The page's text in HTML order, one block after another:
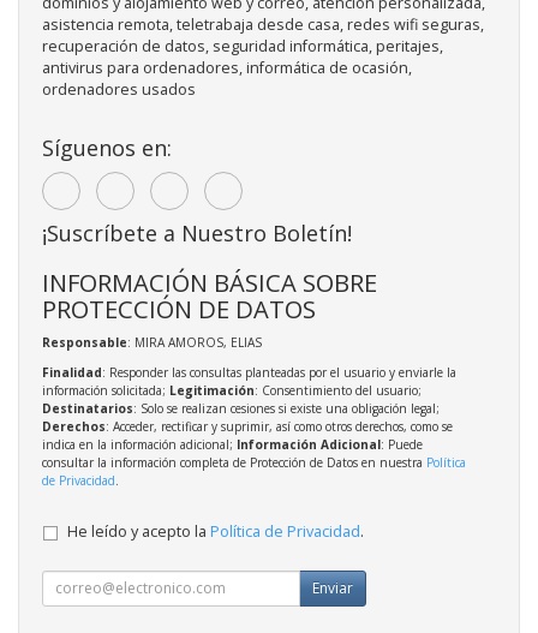
asistencia remota, teletrabaja desde casa, redes wifi seguras,
recuperación de datos, seguridad informática, peritajes,
antivirus para ordenadores, informática de ocasión,
ordenadores usados
Síguenos en:
¡Suscríbete a Nuestro Boletín!
INFORMACIÓN BÁSICA SOBRE
PROTECCIÓN DE DATOS
Responsable: MIRA AMOROS, ELIAS
Finalidad: Responder las consultas planteadas por el usuario y enviarle la
información solicitada; Legitimación: Consentimiento del usuario;
Destinatarios: Solo se realizan cesiones si existe una obligación legal;
Derechos: Acceder, rectificar y suprimir, así como otros derechos, como se
indica en la información adicional; Información Adicional: Puede
consultar la información completa de Protección de Datos en nuestra Política
de Privacidad
He leído y acepto la Política de Privacidad.
Enviar